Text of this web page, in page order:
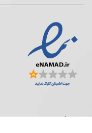
فروشگاه پخش عمده ..